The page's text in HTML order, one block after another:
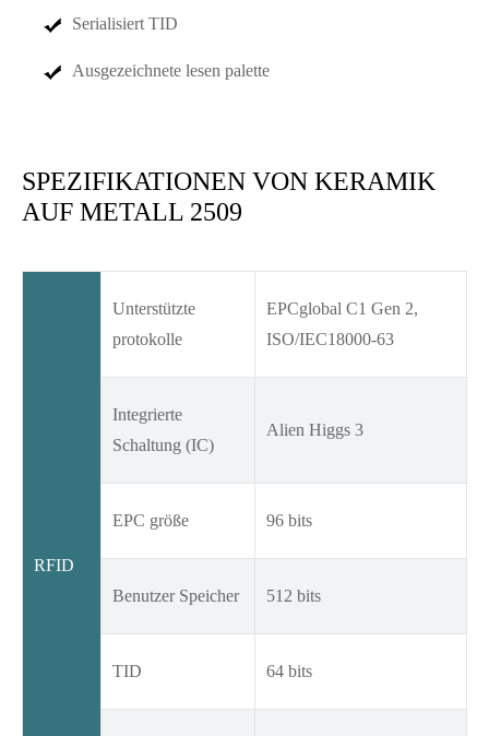
Serialisiert TID
Ausgezeichnete lesen palette
SPEZIFIKATIONEN VON KERAMIK
AUF METALL 2509
RFID
Unterstützte
protokolle
EPCglobal C1 Gen 2,
ISO/IEC18000-63
Integrierte
Schaltung (IC)
Alien Higgs 3
EPC größe 96 bits
Benutzer Speicher 512 bits
TID 64 bits